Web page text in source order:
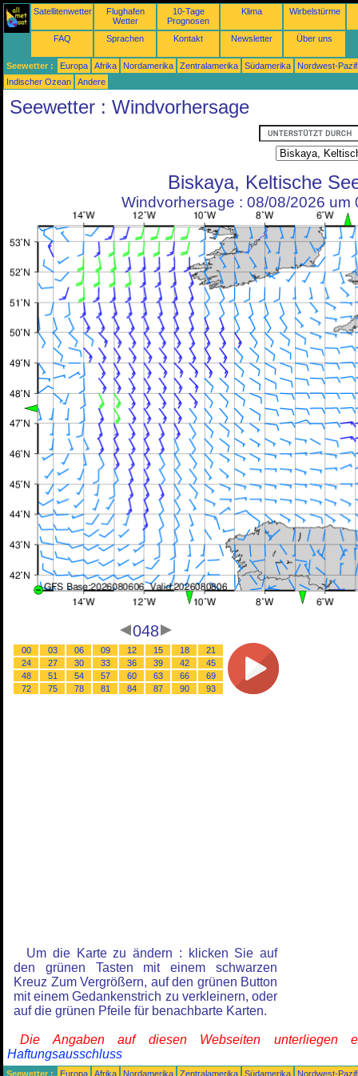
Satellitenwetter
Flughafen
Wetter
10-Tage
Prognosen
Klima Wirbelstürme
FAQ Sprachen Kontakt Newsletter Über uns
Seewetter : Europa Afrika Nordamerika Zentralamerika Südamerika
Nordwest-
Indischer Ozean
Andere
Seewetter : Windvorhersage
Biskaya, Keltische
Windvorhersage : 08/08/2026 um
048
00 03 06 09 12 15 18
21
24
27 30 33 36 39 42
45
48
51 54 57 60 63 66
69
72
75 78 81 84 87 90 93
Um die Karte zu ändern : klicken Sie auf
den grünen Tasten mit einem schwarzen
Kreuz Zum Vergrößern, auf den grünen Button
mit einem Gedankenstrich zu verkleinern, oder
auf die grünen Pfeile für benachbarte Karten.
Die Angaben auf diesen Webseiten unterliegen
Haftungsausschluss
Seewetter : Europa Afrika Nordamerika Zentralamerika Südamerika
Nordwest-